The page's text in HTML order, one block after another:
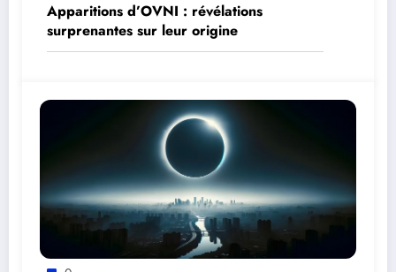
Apparitions d’OVNI : révélations
surprenantes sur leur origine